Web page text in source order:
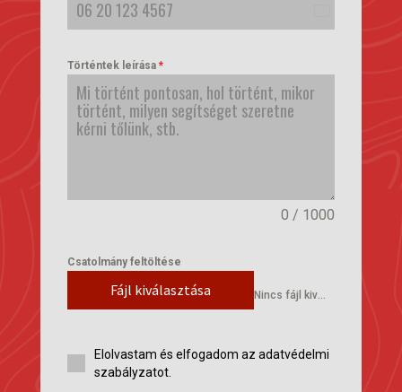
Történtek leírása *
0 / 1000
Csatolmány feltöltése
Fájl kiválasztása Nincs fájl kiválasztva
Elolvastam és elfogadom az adatvédelmi
szabályzatot.